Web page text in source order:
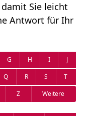
Sie leicht
Antwort für Ihr
G H I
J
Q R S
T
Z Weitere